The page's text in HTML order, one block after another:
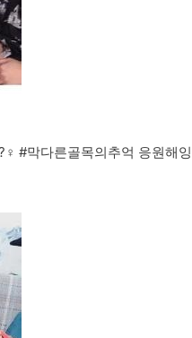
#막다른골목의추억 응원해